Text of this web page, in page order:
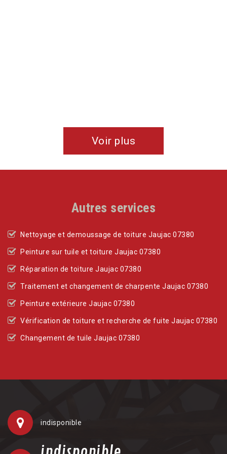
Voir plus
Autres services
Nettoyage et demoussage de toiture Jaujac 07380
Peinture sur tuile et toiture Jaujac 07380
Réparation de toiture Jaujac 07380
Traitement et changement de charpente Jaujac 07380
Peinture extérieure Jaujac 07380
Vérification de toiture et recherche de fuite Jaujac 07380
Changement de tuile Jaujac 07380
indisponible